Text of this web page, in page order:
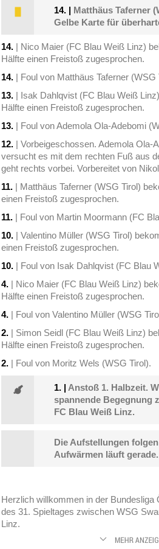
14. | Matthäus Taferner
Gelbe Karte für
14. | Nico Maier (FC Blau Weiß Linz)
Hälfte einen Freistoß zugesprochen.
14. | Foul von Matthäus Taferner (WSG
13. | Isak Dahlqvist (FC Blau Weiß
Hälfte einen Freistoß zugesprochen.
13. | Foul von Ademola Ola-Adebomi
12. | Vorbeigeschossen. Ademola Ola-
versucht es mit dem rechten Fuß aus
geht rechts vorbei. Vorbereitet von
11. | Matthäus Taferner (WSG Tirol)
einen Freistoß zugesprochen.
11. | Foul von Martin Moormann (FC
10. | Valentino Müller (WSG Tirol)
einen Freistoß zugesprochen.
10. | Foul von Isak Dahlqvist (FC Blau
4. | Nico Maier (FC Blau Weiß Linz)
Hälfte einen Freistoß zugesprochen.
4. | Foul von Valentino Müller (WSG
2. | Simon Seidl (FC Blau Weiß Linz)
Hälfte einen Freistoß zugesprochen.
2. | Foul von Moritz Wels (WSG Tirol).
1. | Anstoß 1. Halbzeit.
spannende Begegnung
FC Blau Weiß Linz.
Die Aufstellungen
Aufwärmen läuft gerade.
Herzlich willkommen in der Bundesliga
des 31. Spieltages zwischen WSG
Linz.